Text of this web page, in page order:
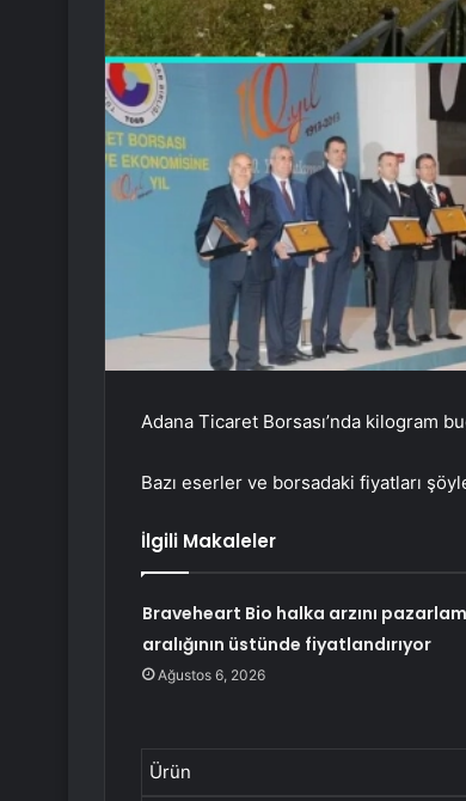
Adana Ticaret Borsası’nda kilogram
Bazı eserler ve borsadaki fiyatları
İlgili Makaleler
Braveheart Bio halka arzını
aralığının üstünde fiyatlandırıyor
Ağustos 6, 2026
Ürün